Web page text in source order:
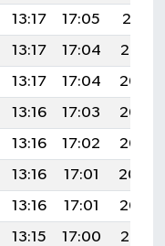
13:17 17:05
20:11
13:17 17:04
20:10
13:17 17:04
20:08
13:16 17:03
20:07
13:16 17:02
20:05
13:16 17:01
20:04
13:16 17:01
20:02
13:15 17:00 20:01